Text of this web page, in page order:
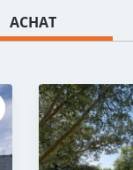
ACHAT